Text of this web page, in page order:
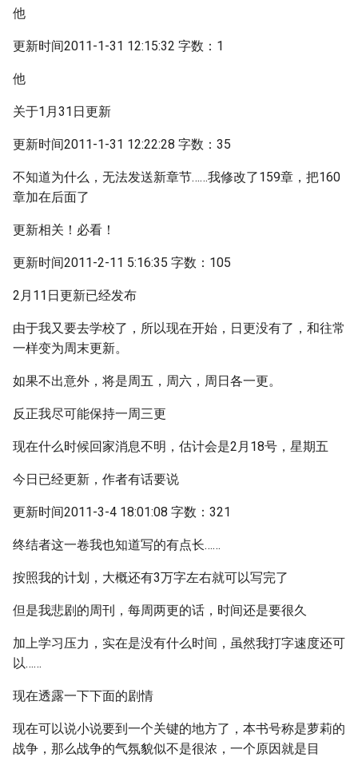
他
更新时间2011-1-31 12:15:32 字数：1
他
关于1月31日更新
更新时间2011-1-31 12:22:28 字数：35
不知道为什么，无法发送新章节……我修改了159章，把160
章加在后面了
更新相关！必看！
更新时间2011-2-11 5:16:35 字数：105
2月11日更新已经发布
由于我又要去学校了，所以现在开始，日更没有了，和往常
一样变为周末更新。
如果不出意外，将是周五，周六，周日各一更。
反正我尽可能保持一周三更
现在什么时候回家消息不明，估计会是2月18号，星期五
今日已经更新，作者有话要说
更新时间2011-3-4 18:01:08 字数：321
终结者这一卷我也知道写的有点长……
按照我的计划，大概还有3万字左右就可以写完了
但是我悲剧的周刊，每周两更的话，时间还是要很久
加上学习压力，实在是没有什么时间，虽然我打字速度还可
以……
现在透露一下下面的剧情
现在可以说小说要到一个关键的地方了，本书号称是萝莉的
战争，那么战争的气氛貌似不是很浓，一个原因就是目